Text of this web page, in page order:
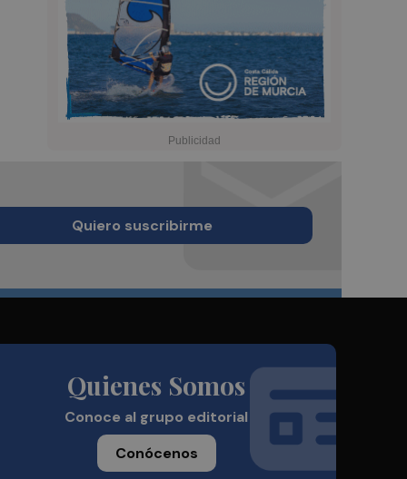
Quiero suscribirme
Quienes Somos
Conoce al grupo editorial
Conócenos